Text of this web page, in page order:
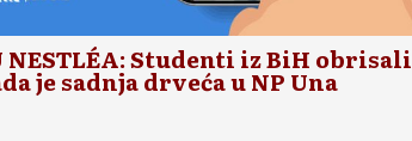
NESTLÉA: Studenti iz BiH obrisali
je sadnja drveća u NP Una